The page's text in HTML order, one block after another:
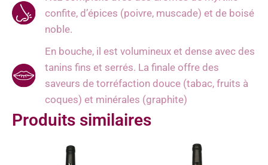
confite, d’épices (poivre, muscade) et de boisé
noble.
En bouche, il est volumineux et dense avec des
tanins fins et serrés. La finale offre des
saveurs de torréfaction douce (tabac, fruits à
coques) et minérales (graphite)
Produits similaires